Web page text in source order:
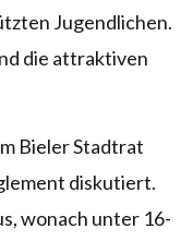
Jugendlichen.
die attraktiven
Bieler Stadtrat
diskutiert.
wonach unter 16-